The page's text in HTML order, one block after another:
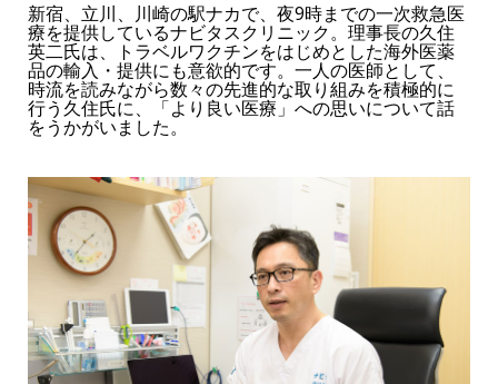
新宿、立川、川崎の駅ナカで、夜9時までの一次救急医
療を提供しているナビタスクリニック。理事長の久住
英二氏は、トラベルワクチンをはじめとした海外医薬
品の輸入・提供にも意欲的です。一人の医師として、
時流を読みながら数々の先進的な取り組みを積極的に
行う久住氏に、「より良い医療」への思いについて話
をうかがいました。